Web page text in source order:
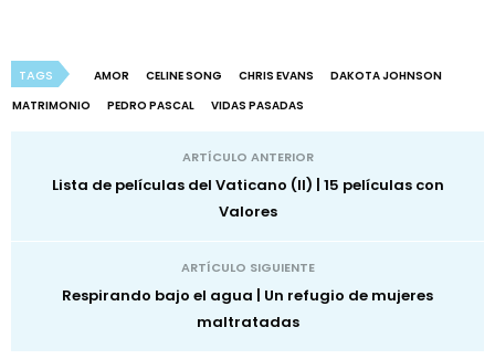
TAGS AMOR CELINE SONG CHRIS EVANS
DAKOTA JOHNSON
MATRIMONIO
PEDRO PASCAL VIDAS PASADAS
ARTÍCULO ANTERIOR
Lista de películas del Vaticano (II) | 15 películas con
Valores
ARTÍCULO SIGUIENTE
Respirando bajo el agua | Un refugio de mujeres
maltratadas